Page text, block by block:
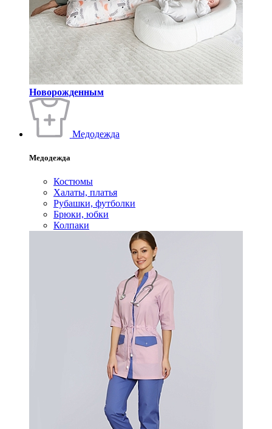
Новорожденным
Медодежда
Медодежда
Костюмы
Халаты, платья
Рубашки, футболки
Брюки, юбки
Колпаки